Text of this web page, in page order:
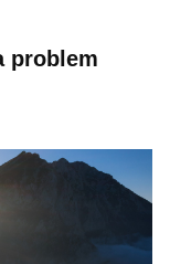
problem